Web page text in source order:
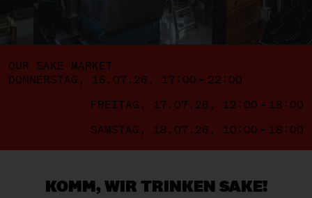
OUR SAKE MARKET
DONNERSTAG, 16.07.26, 17:00 – 22:00
FREITAG, 17.07.26, 12:00 – 18:00
SAMSTAG, 18.07.26, 10:00 – 18:00
KOMM, WIR TRINKEN SAKE!